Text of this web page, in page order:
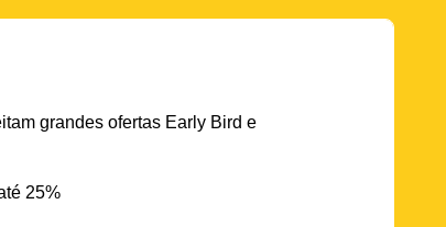
grandes ofertas Early Bird e
25%